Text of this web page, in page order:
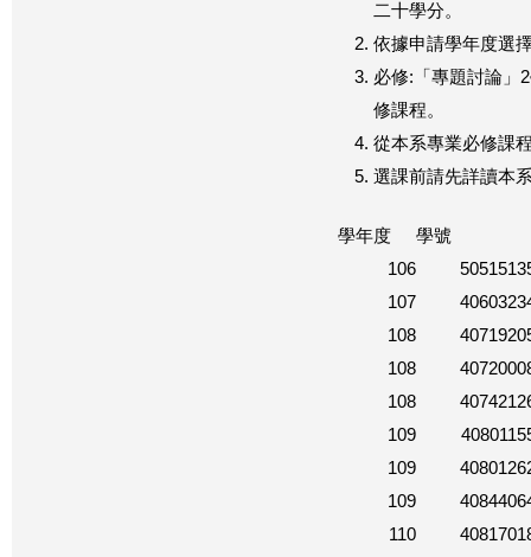
二十學分。
依據申請學年度選
必修:「專題討論」
修課程。
從本系專業必修課
選課前請先詳讀本
學年度
學號
106
107
108
108
108
109
109
109
110